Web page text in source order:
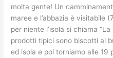
molta gente! Un
maree e l’abbazia è visitabile
per niente l’isola si chiama
prodotti tipici sono biscotti al
ed isola e poi torniamo alle 19